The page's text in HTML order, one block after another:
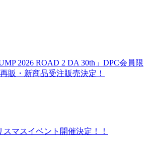
2026 ROAD 2 DA 30th」DPC会員限
販・新商品受注販売決定！
スマスイベント開催決定！！